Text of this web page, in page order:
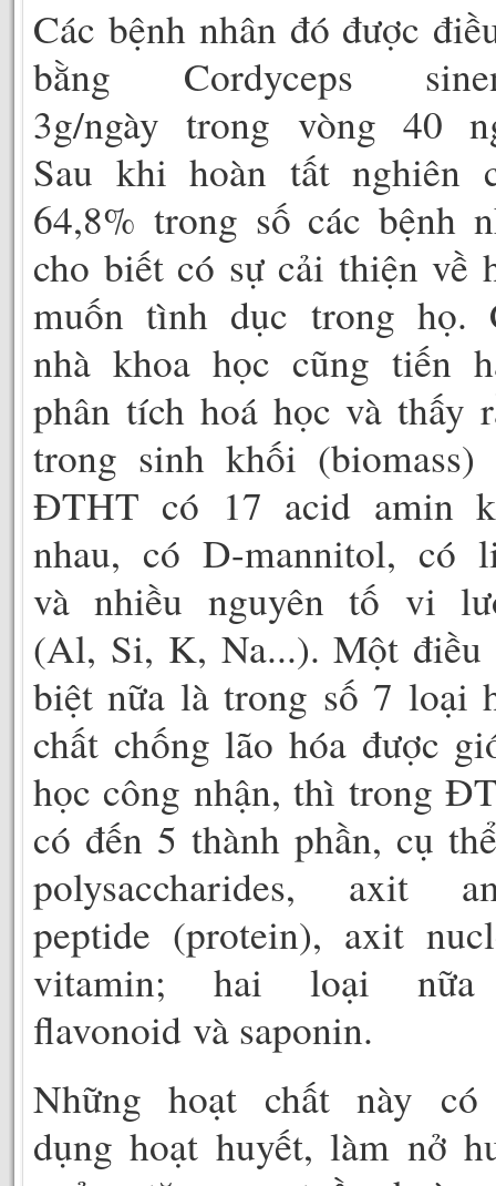
Các bệnh nhân đó được
bằng Cordyceps
3g/ngày trong vòng 40
Sau khi hoàn tất nghiên
64,8% trong số các bệnh
cho biết có sự cải thiện về
muốn tình dục trong họ.
nhà khoa học cũng tiến
phân tích hoá học và thấy
trong sinh khối (biomass)
ĐTHT có 17 acid amin
nhau, có D-mannitol, có
và nhiều nguyên tố vi
(Al, Si, K, Na...). Một điều
biệt nữa là trong số 7 loại
chất chống lão hóa được
học công nhận, thì trong
có đến 5 thành phần, cụ
polysaccharides, axit
peptide (protein), axit
vitamin; hai loại
flavonoid và saponin.
Những hoạt chất này có
dụng hoạt huyết, làm nở